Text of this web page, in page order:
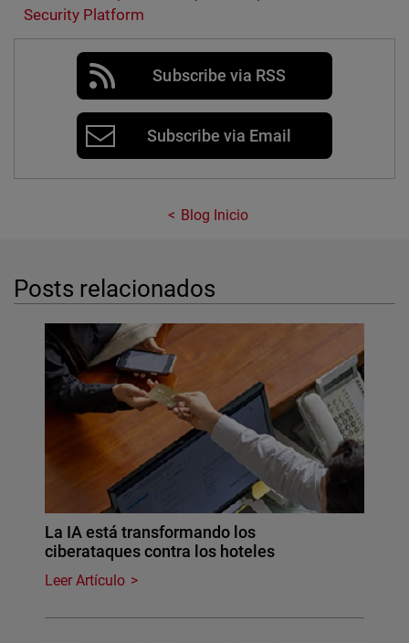
Security Platform
Subscribe via RSS
Subscribe via Email
Blog Inicio
Posts relacionados
La IA está transformando los
ciberataques contra los hoteles
Leer Artículo